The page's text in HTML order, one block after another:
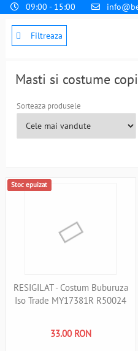
09:00 - 15:00
Filtreaza
Masti si costume
Sorteaza produsele
Stoc epuizat
RESIGILAT - Costum Buburuza
Iso Trade MY17381R R50024
33.00 RON